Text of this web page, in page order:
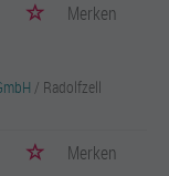
Merken
/ Radolfzell
Merken